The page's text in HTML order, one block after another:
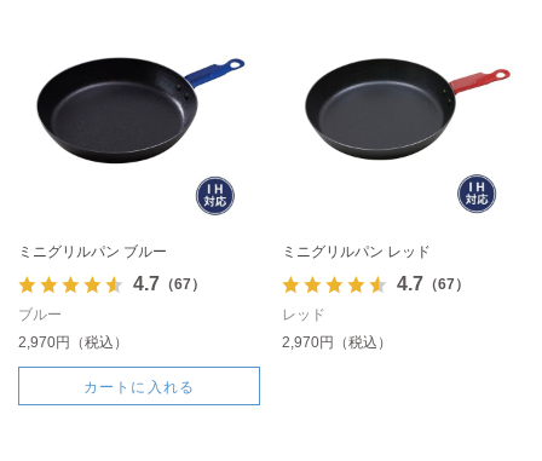
ミニグリルパン ブルー
4.7 （67）
ブルー
2,970円（税込）
カートに入れる
ミニグリルパン レッド
4.7 （67）
レッド
2,970円（税込）